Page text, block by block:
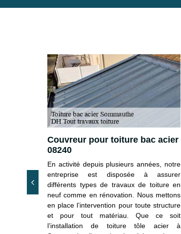
notre
notre
Couvreur pour toiture bac acier
08240
En activité depuis plusieurs années, notre
entreprise est disposée à assurer
différents types de travaux de toiture en
neuf comme en rénovation. Nous mettons
en place l’intervention pour toute structure
et pour tout matériau. Que ce soit
l’installation de toiture tôle acier à